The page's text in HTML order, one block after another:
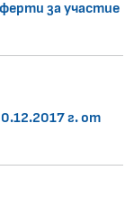
за участие
г. от